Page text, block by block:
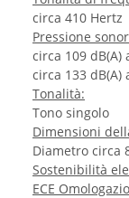
circa 410 Hertz
Pressione
circa 109
circa 133
Tonalità:
Tono singolo
Dimensioni
Diametro circa
Sostenibilità
ECE